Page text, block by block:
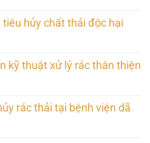
hủy chất thải độc hại
kỹ thuật xử lý rác thân thiện
rác thải tại bệnh viện dã